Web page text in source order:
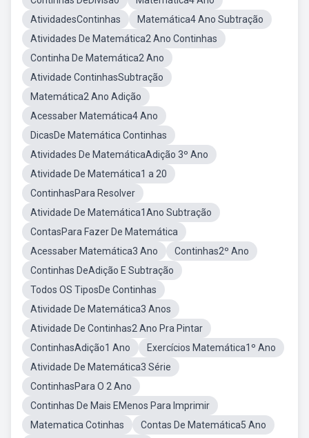
AtividadesContinhas
Matemática4 Ano Subtração
Atividades De Matemática2 Ano Continhas
Continha De Matemática2 Ano
Atividade ContinhasSubtração
Matemática2 Ano Adição
Acessaber Matemática4 Ano
DicasDe Matemática Continhas
Atividades De MatemáticaAdição 3º Ano
Atividade De Matemática1 a 20
ContinhasPara Resolver
Atividade De Matemática1Ano Subtração
ContasPara Fazer De Matemática
Acessaber Matemática3 Ano
Continhas2º Ano
Continhas DeAdição E Subtração
Todos OS TiposDe Continhas
Atividade De Matemática3 Anos
Atividade De Continhas2 Ano Pra Pintar
ContinhasAdição1 Ano
Exercícios Matemática1º Ano
Atividade De Matemática3 Série
ContinhasPara O 2 Ano
Continhas De Mais EMenos Para Imprimir
Matematica Cotinhas
Contas De Matemática5 Ano